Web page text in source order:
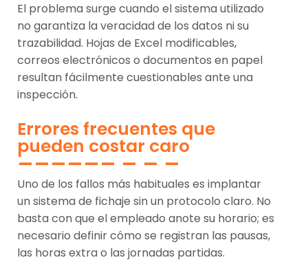
El problema surge cuando el sistema utilizado
no garantiza la veracidad de los datos ni su
trazabilidad. Hojas de Excel modificables,
correos electrónicos o documentos en papel
resultan fácilmente cuestionables ante una
inspección.
Errores frecuentes que
pueden costar caro
Uno de los fallos más habituales es implantar
un sistema de fichaje sin un protocolo claro. No
basta con que el empleado anote su horario; es
necesario definir cómo se registran las pausas,
las horas extra o las jornadas partidas.